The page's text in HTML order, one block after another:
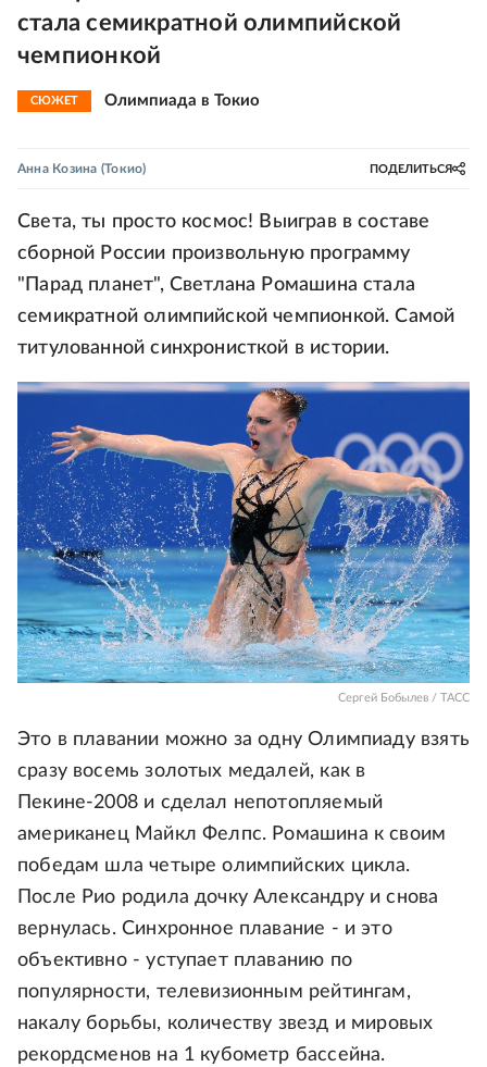
стала семикратной олимпийской
чемпионкой
СЮЖЕТ Олимпиада в Токио
Анна Козина (Токио) ПОДЕЛИТЬСЯ
Света, ты просто космос! Выиграв в составе
сборной России произвольную программу
"Парад планет", Светлана Ромашина стала
семикратной олимпийской чемпионкой. Самой
титулованной синхронисткой в истории.
Сергей Бобылев / ТАСС
Это в плавании можно за одну Олимпиаду взять
сразу восемь золотых медалей, как в
Пекине-2008 и сделал непотопляемый
американец Майкл Фелпс. Ромашина к своим
победам шла четыре олимпийских цикла.
После Рио родила дочку Александру и снова
вернулась. Синхронное плавание - и это
объективно - уступает плаванию по
популярности, телевизионным рейтингам,
накалу борьбы, количеству звезд и мировых
рекордсменов на 1 кубометр бассейна.